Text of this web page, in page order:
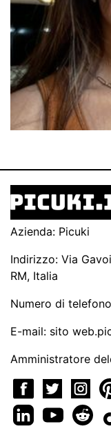
Azienda: Picuki
Indirizzo: Via
RM, Italia
Numero di
E-mail: sito
Amministratore